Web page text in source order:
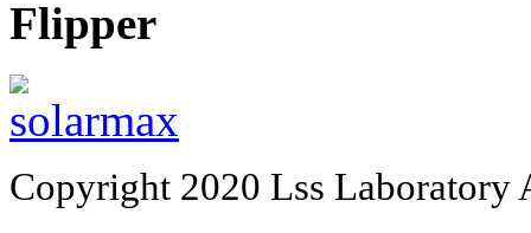
Flipper
Copyright 2020 Lss Laboratory